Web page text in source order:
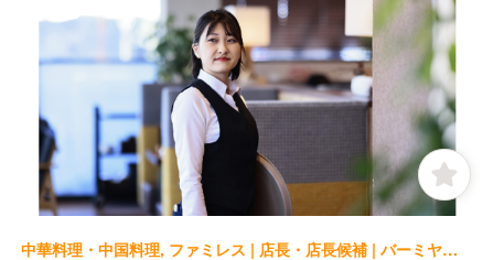
中華料理・中国料理, ファミレス | 店長・店長候補 | バーミヤン 武蔵野緑町店